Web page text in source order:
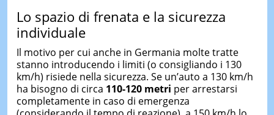
Lo spazio di frenata e la sicurezza
individuale
Il motivo per cui anche in Germania molte tratte
stanno introducendo i limiti (o consigliando i 130
km/h) risiede nella sicurezza. Se un’auto a 130 km/h
ha bisogno di circa 110-120 metri per arrestarsi
completamente in caso di emergenza